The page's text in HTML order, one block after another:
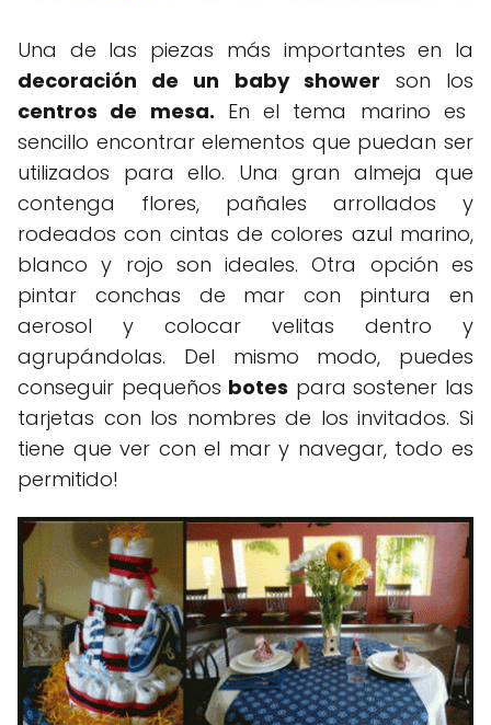
Una de las piezas más importantes en la
decoración de un baby shower son los
centros de mesa. En el tema marino es
sencillo encontrar elementos que puedan ser
utilizados para ello. Una gran almeja que
contenga flores, pañales arrollados y
rodeados con cintas de colores azul marino,
blanco y rojo son ideales. Otra opción es
pintar conchas de mar con pintura en
aerosol y colocar velitas dentro y
agrupándolas. Del mismo modo, puedes
conseguir pequeños botes para sostener las
tarjetas con los nombres de los invitados. Si
tiene que ver con el mar y navegar, todo es
permitido!